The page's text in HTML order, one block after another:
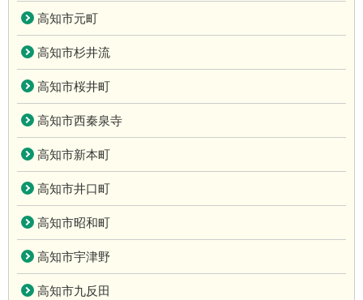
高知市元町
高知市杉井流
高知市桜井町
高知市西秦泉寺
高知市新本町
高知市井口町
高知市昭和町
高知市宇津野
高知市九反田